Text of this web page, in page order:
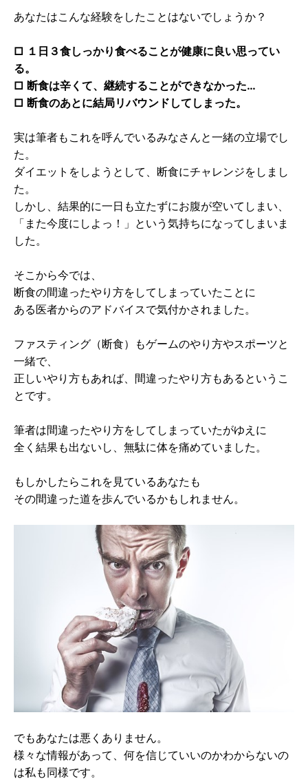
あなたはこんな経験をしたことはないでしょうか？
□ １日３食しっかり食べることが健康に良い思ってい
る。
□ 断食は辛くて、継続することができなかった…
□ 断食のあとに結局リバウンドしてしまった。
実は筆者もこれを呼んでいるみなさんと一緒の立場でし
た。
ダイエットをしようとして、断食にチャレンジをしまし
た。
しかし、結果的に一日も立たずにお腹が空いてしまい、
「また今度にしよっ！」という気持ちになってしまいま
した。
そこから今では、
断食の間違ったやり方をしてしまっていたことに
ある医者からのアドバイスで気付かされました。
ファスティング（断食）もゲームのやり方やスポーツと
一緒で、
正しいやり方もあれば、間違ったやり方もあるというこ
とです。
筆者は間違ったやり方をしてしまっていたがゆえに
全く結果も出ないし、無駄に体を痛めていました。
もしかしたらこれを見ているあなたも
その間違った道を歩んでいるかもしれません。
でもあなたは悪くありません。
様々な情報があって、何を信じていいのかわからないの
は私も同様です。